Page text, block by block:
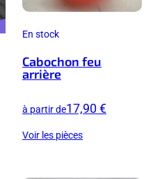
En stock
Cabochon feu
arrière
à partir de17,90 €
Voir les pièces